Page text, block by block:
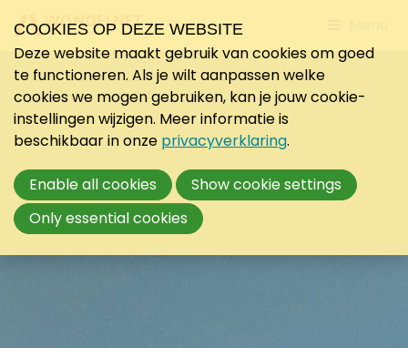
to
COOKIES OP DEZE WEBSITE
Deze website maakt gebruik van cookies om goed
te functioneren. Als je wilt aanpassen welke
cookies we mogen gebruiken, kan je jouw cookie-
instellingen wijzigen. Meer informatie is
beschikbaar in onze privacyverklaring.
Enable all cookies
Show cookie settings
Only essential cookies